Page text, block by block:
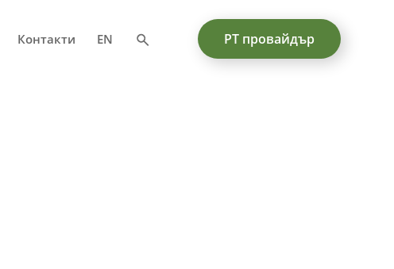
Контакти PT провайдър
EN